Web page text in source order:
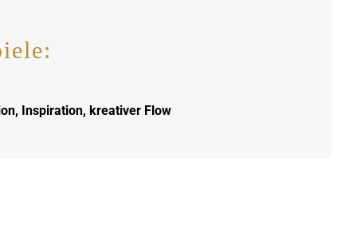
Inspiration, kreativer Flow